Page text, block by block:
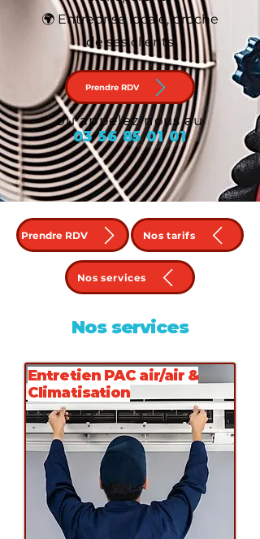
🌍 Entreprise locale, proche
de ses clients
Prendre RDV
ou appelez nous au
03 56 85 01 01
Prendre RDV Nos tarifs
Nos services
Nos services
Entretien PAC air/air &
Climatisation